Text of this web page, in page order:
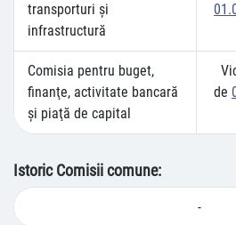
transporturi şi
infrastructură
Comisia pentru buget,
finanţe, activitate bancară
şi piaţă de capital
de
Istoric Comisii comune:
-